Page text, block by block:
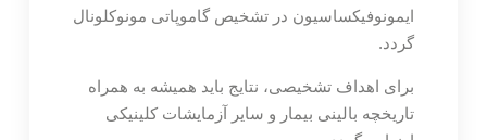
ایمونوفیکساسیون در تشخیص گاموپاتی مونوکلونال
گردد.
برای اهداف تشخیصی، نتایج باید همیشه به همراه
تاریخچه بالینی بیمار و سایر آزمایشات کلینیکی